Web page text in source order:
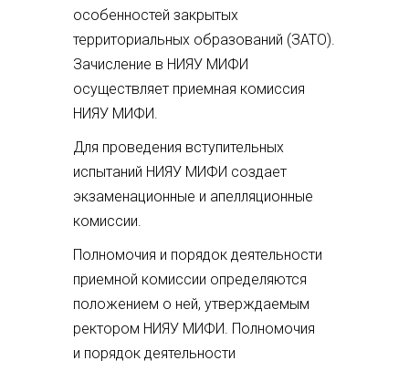
особенностей закрытых
территориальных образований (ЗАТО).
Зачисление в НИЯУ МИФИ
осуществляет приемная комиссия
НИЯУ МИФИ.
Для проведения вступительных
испытаний НИЯУ МИФИ создает
экзаменационные и апелляционные
комиссии.
Полномочия и порядок деятельности
приемной комиссии определяются
положением о ней, утверждаемым
ректором НИЯУ МИФИ. Полномочия
и порядок деятельности